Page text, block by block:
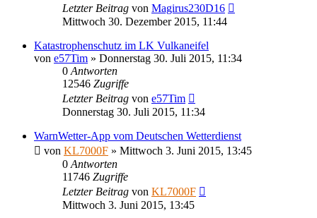
Letzter Beitrag von Magirus230D16
Mittwoch 30. Dezember 2015, 11:44
Katastrophenschutz im LK Vulkaneifel
von e57Tim » Donnerstag 30. Juli 2015, 11:34
0 Antworten
12546 Zugriffe
Letzter Beitrag von e57Tim
Donnerstag 30. Juli 2015, 11:34
WarnWetter-App vom Deutschen Wetterdienst
von KL7000F » Mittwoch 3. Juni 2015, 13:45
0 Antworten
11746 Zugriffe
Letzter Beitrag von KL7000F
Mittwoch 3. Juni 2015, 13:45